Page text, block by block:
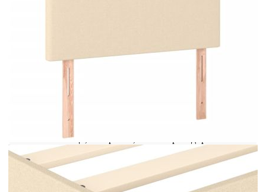
включва само рамка за легло. Матракът не е
включен. Можете да проверите в нашия магазин
за подходящи матраци.Всеки продукт се доставя
с ръководство за сглобяване в кашона за лесно
сглобяване.
Материал: Плат (100% полиестер), масивна
лиственица, шперплат, инженерно дърво
Материал на пълнежа: Пяна
Общи размери: 203 x 103 x 118/128 см (Д x